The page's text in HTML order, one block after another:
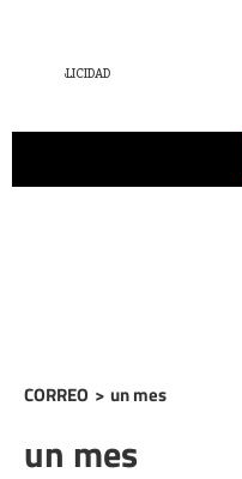
CORREO > un mes
un mes